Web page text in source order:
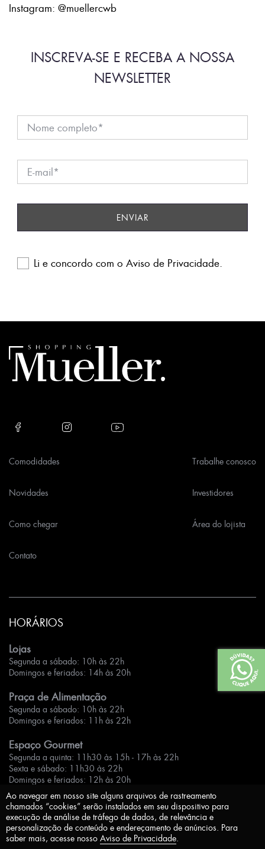
Instagram: @muellercwb
INSCREVA-SE E RECEBA A NOSSA
NEWSLETTER
Li e concordo com oAviso de Privacidade.
leave
field
empty.
Comodidades
Novidades
Como chegar
Contato
Trabalhe conosco
Investidores
Área do lojista
HORÁRIOS
Lojas
Segunda a sábado: 10h às 22h
Domingos e feriados: 14h às 20h
Praça de Alimentação
Segunda a sábado: 10h às 22h
Domingos e feriados: 11h às 22h
Espaço Gourmet
Segunda a quinta: 11h30 às 15h - 17h às 22h
Sexta e sábado: 11h30 às 22h
Domingos e feriados: 12h às 20h
Aviso de Privacidade
Ao navegar em nosso site alguns arquivos de rastreamento
chamados “cookies” serão instalados em seu dispositivo para
execução de análise de tráfego de dados, de relevância e
personalização de conteúdo e endereçamento de anúncios. Para
saber mais, acesse nosso Aviso de Privacidade.